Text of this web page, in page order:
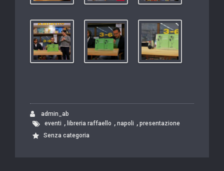
admin_ab
eventi , libreria raffaello , napoli , presentazione
Senza categoria